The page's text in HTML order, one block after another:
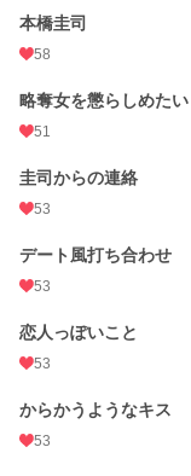
本橋圭司
58
略奪女を懲らしめたい
51
圭司からの連絡
53
デート風打ち合わせ
53
恋人っぽいこと
53
からかうようなキス
53